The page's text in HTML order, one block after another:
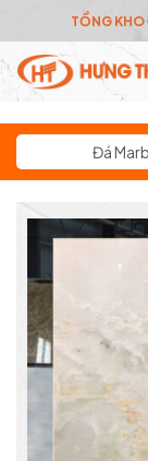
to
content
TỔNG KHO
Đá